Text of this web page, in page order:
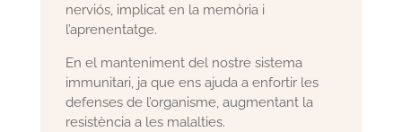
nerviós, implicat en la memòria i
l’aprenentatge.
En el manteniment del nostre sistema
immunitari, ja que ens ajuda a enfortir les
defenses de l’organisme, augmentant la
resistència a les malalties.